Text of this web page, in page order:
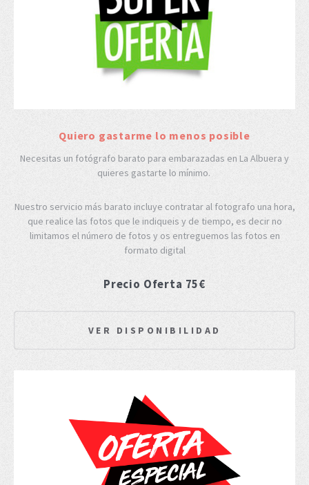
Quiero gastarme lo menos posible
Necesitas un fotógrafo barato para embarazadas en La Albuera y
quieres gastarte lo mínimo.
Nuestro servicio más barato incluye contratar al fotografo una hora,
que realice las fotos que le indiqueis y de tiempo, es decir no
limitamos el número de fotos y os entreguemos las fotos en
formato digital
Precio Oferta 75€
VER DISPONIBILIDAD